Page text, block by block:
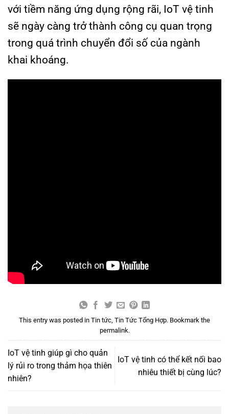
với tiềm năng ứng dụng rộng rãi, IoT vệ tinh
sẽ ngày càng trở thành công cụ quan trọng
trong quá trình chuyển đổi số của ngành
khai khoáng.
This entry was posted in Tin tức, Tin Tức Tổng Hợp. Bookmark the
permalink.
IoT vệ tinh giúp gì cho quản
lý rủi ro trong thảm họa thiên
nhiên?
IoT vệ tinh có thể kết nối bao
nhiêu thiết bị cùng lúc?